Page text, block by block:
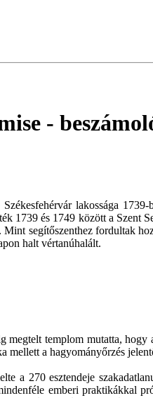
-
lakossága
1739 és 1749 között a Szent
Mint segítőszenthez fordultak
halt vértanúhalált.
megtelt templom mutatta,
mellett a hagyományőrzés
a 270 esztendeje
emberi praktikákkal